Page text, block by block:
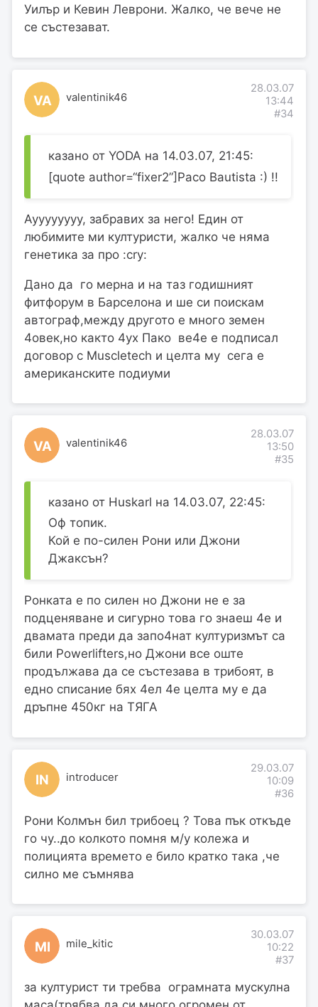
Уилър и Кевин Леврони. Жалко, че вече не
се състезават.
VA valentinik46
28.03.07
13:44
#34
казано от YODA на 14.03.07, 21:45:
[quote author=“fixer2”]Paco Bautista :) !!
Ауууууууу, забравих за него! Един от
любимите ми културисти, жалко че няма
генетика за про :cry:
Дано да го мерна и на таз годишният
фитфорум в Барселона и ше си поискам
автограф,между другото е много земен
4овек,но както 4ух Пако ве4е е подписал
договор с Muscletech и целта му сега е
американските подиуми
VA valentinik46
28.03.07
13:50
#35
казано от Huskarl на 14.03.07, 22:45:
Оф топик.
Кой е по-силен Рони или Джони
Джаксън?
Ронката е по силен но Джони не е за
подценяване и сигурно това го знаеш 4е и
двамата преди да запо4нат културизмът са
били Powerlifters,но Джони все оште
продължава да се състезава в трибоят, в
едно списание бях 4ел 4е целта му е да
дръпне 450кг на ТЯГА
IN introducer
29.03.07
10:09
#36
Рони Колмън бил трибоец ? Това пък откъде
го чу..до колкото помня м/у колежа и
полицията времето е било кратко така ,че
силно ме съмнява
MI mile_kitic
30.03.07
10:22
#37
за културист ти требва ограмната мускулна